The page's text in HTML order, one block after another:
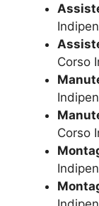
Corso
Corso